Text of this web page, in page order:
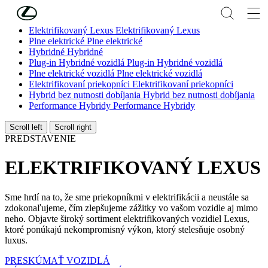
Skip to Main Content
Elektrifikovaný Lexus Elektrifikovaný Lexus
Plne elektrické Plne elektrické
Hybridné Hybridné
Plug-in Hybridné vozidlá Plug-in Hybridné vozidlá
Plne elektrické vozidlá Plne elektrické vozidlá
Elektrifikovaní priekopníci Elektrifikovaní priekopníci
Hybrid bez nutnosti dobíjania Hybrid bez nutnosti dobíjania
Performance Hybridy Performance Hybridy
Scroll left Scroll right
PREDSTAVENIE
ELEKTRIFIKOVANÝ LEXUS
Sme hrdí na to, že sme priekopníkmi v elektrifikácii a neustále sa
zdokonaľujeme, čím zlepšujeme zážitky vo vašom vozidle aj mimo
neho. Objavte široký sortiment elektrifikovaných vozidiel Lexus,
ktoré ponúkajú nekompromisný výkon, ktorý stelesňuje osobný
luxus.
PRESKÚMAŤ VOZIDLÁ